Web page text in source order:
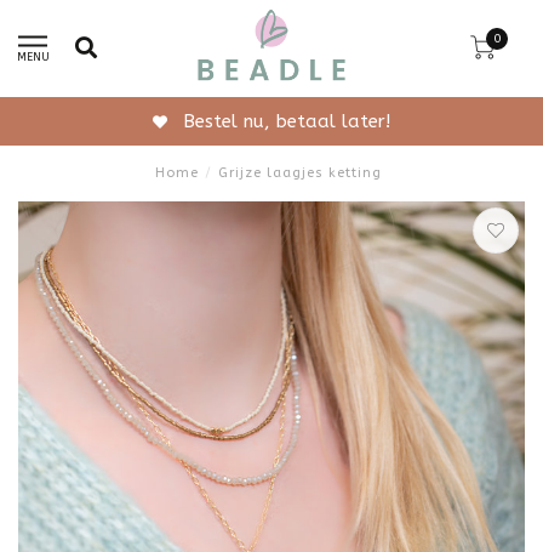
MENU
0
Bestel nu, betaal later!
Home / Grijze laagjes ketting